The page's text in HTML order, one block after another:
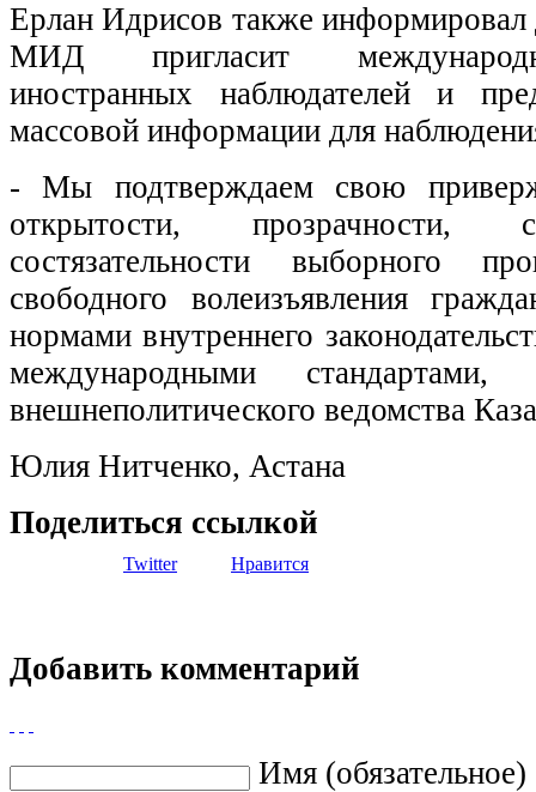
Ерлан Идрисов также информировал
МИД пригласит
иностранных наблюдателей и
массовой информации для
- Мы подтверждаем свою
открытости, прозрачности,
состязательности выборного
свободного волеизъявления
нормами внутреннего
международными
внешнеполитического ведомства
Юлия Нитченко, Астана
Поделиться ссылкой
Twitter Нравится
Добавить комментарий
Имя (обязательное)